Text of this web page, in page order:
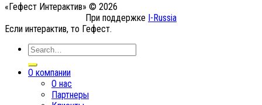
«Гефест Интерактив» © 2026
При поддержке I-Russia
Если интерактив, то Гефест.
О компании
О нас
Партнеры